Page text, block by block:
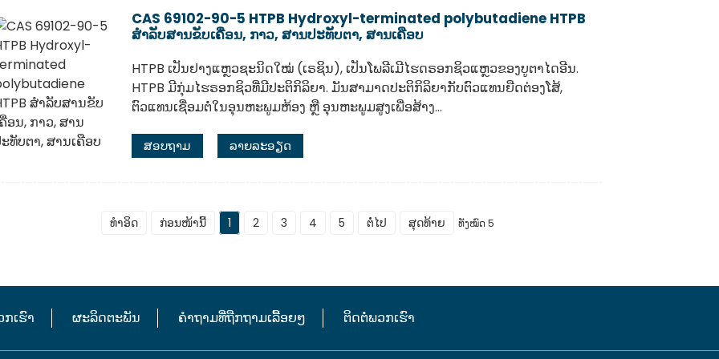
CAS 69102-90-5 HTPB Hydroxyl-terminated polybutadiene HTPB
ສຳລັບສານຂັບເຄື່ອນ, ກາວ, ສານປະທັບຕາ, ສານເຄືອບ
HTPB ເປັນຢາງແຫຼວຊະນິດໃໝ່ (ເຣຊິນ), ເປັນໂພລີເມີໄຮດຣອກຊິວແຫຼວຂອງບູຕາໄດອີນ.
HTPB ມີກຸ່ມໄຮຣອກຊິວທີ່ມີປະຕິກິລິຍາ. ມັນສາມາດປະຕິກິລິຍາກັບຕົວແທນຍືດຕ່ອງໂສ້,
ຕົວແທນເຊື່ອມຕໍ່ໃນອຸນຫະພູມຫ້ອງ ຫຼື ອຸນຫະພູມສູງເພື່ອສ້າງ...
ສອບຖາມ ລາຍລະອຽດ
ທຳອິດ ກ່ອນໜ້ານີ້ 1 2 3 4 5 ຕໍ່ໄປ ສຸດທ້າຍ ທັງໝົດ 5
ເຮົາ ຜະລິດຕະພັນ ຄຳຖາມທີ່ຖືກຖາມເລື້ອຍໆ ຕິດຕໍ່ພວກເຮົາ